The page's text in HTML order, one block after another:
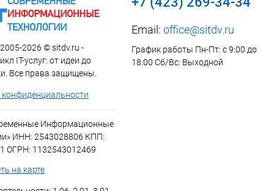
2026 © sitdv.ru -
IT-услуг: от идеи до
Все права защищены.
Информационные
ИНН: 2543028806 КПП:
ОГРН: 1132543012469
на карте
Email: office@sitdv.ru
График работы Пн-Пт: с 9:00 до
18:00 Сб/Вс: Выходной